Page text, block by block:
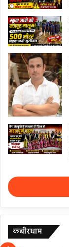
कबीरधाम